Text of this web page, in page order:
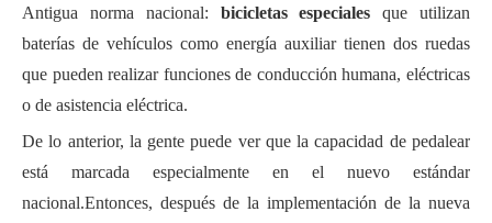
Antigua norma nacional: bicicletas especiales que utilizan
baterías de vehículos como energía auxiliar tienen dos ruedas
que pueden realizar funciones de conducción humana, eléctricas
o de asistencia eléctrica.
De lo anterior, la gente puede ver que la capacidad de pedalear
está marcada especialmente en el nuevo estándar
nacional.Entonces, después de la implementación de la nueva